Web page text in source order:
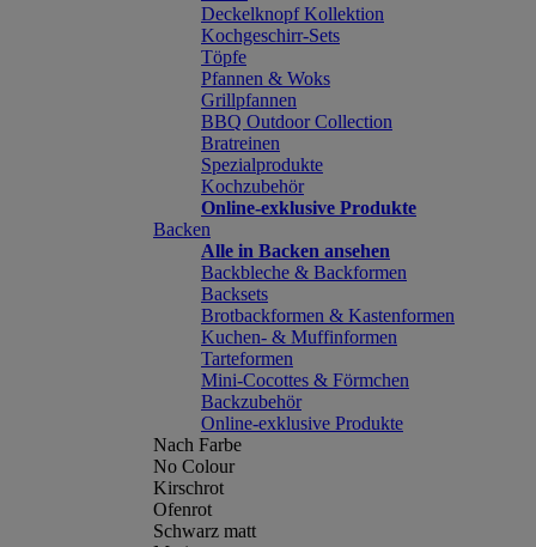
Deckelknopf Kollektion
Kochgeschirr-Sets
Töpfe
Pfannen & Woks
Grillpfannen
BBQ Outdoor Collection
Bratreinen
Spezialprodukte
Kochzubehör
Online-exklusive Produkte
Backen
Alle in Backen ansehen
Backbleche & Backformen
Backsets
Brotbackformen & Kastenformen
Kuchen- & Muffinformen
Tarteformen
Mini-Cocottes & Förmchen
Backzubehör
Online-exklusive Produkte
Nach Farbe
No Colour
Kirschrot
Ofenrot
Schwarz matt